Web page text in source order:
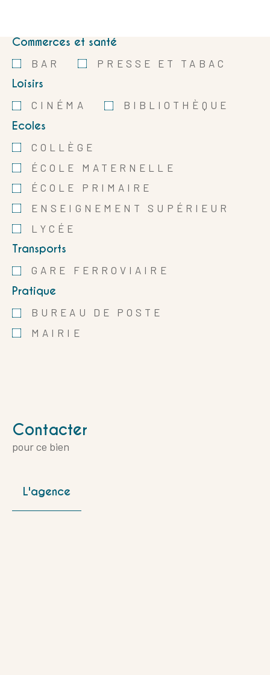
Commerces et santé
BAR PRESSE ET TABAC
Loisirs
CINÉMA BIBLIOTHÈQUE
Ecoles
COLLÈGE
ÉCOLE MATERNELLE
ÉCOLE PRIMAIRE
ENSEIGNEMENT SUPÉRIEUR
LYCÉE
Transports
GARE FERROVIAIRE
Pratique
BUREAU DE POSTE
MAIRIE
Contacter
pour ce bien
L'agence